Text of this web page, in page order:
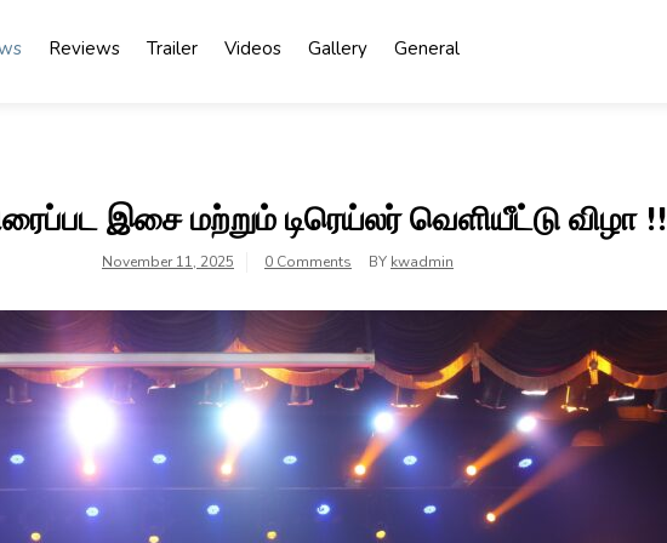
Reviews Trailer Videos Gallery General
இசை மற்றும் டிரெய்லர் வெளியீட்டு விழா !!
November 11, 2025 0 Comments BY kwadmin